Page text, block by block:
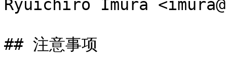
Ryuichiro Imura
## 注意事项